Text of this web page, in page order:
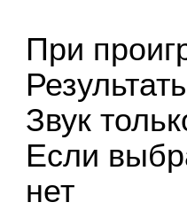
При
Звук
Если
нет